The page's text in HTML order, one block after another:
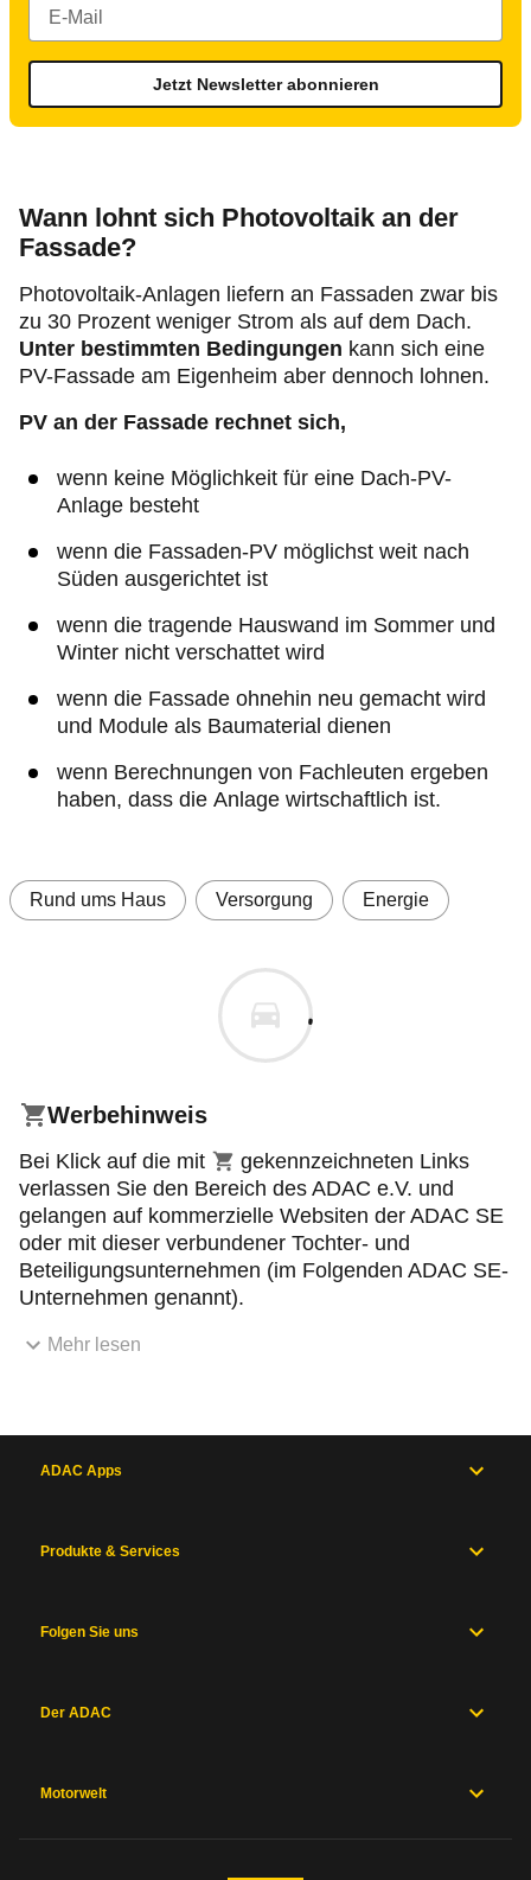
Jetzt Newsletter abonnieren
Wann lohnt sich Photovoltaik an der
Fassade?
Photovoltaik-Anlagen liefern an Fassaden zwar bis
zu 30 Prozent weniger Strom als auf dem Dach.
Unter bestimmten Bedingungen kann sich eine
PV-Fassade am Eigenheim aber dennoch lohnen.
PV an der Fassade rechnet sich,
wenn keine Möglichkeit für eine Dach-PV-
Anlage besteht
wenn die Fassaden-PV möglichst weit nach
Süden ausgerichtet ist
wenn die tragende Hauswand im Sommer und
Winter nicht verschattet wird
wenn die Fassade ohnehin neu gemacht wird
und Module als Baumaterial dienen
wenn Berechnungen von Fachleuten ergeben
haben, dass die Anlage wirtschaftlich ist.
Rund ums Haus Versorgung Energie
Werbehinweis
Bei Klick auf die mit Einkaufswagensymbol
gekennzeichneten Links
verlassen Sie den Bereich des ADAC e.V. und
gelangen auf kommerzielle Websiten der ADAC SE
oder mit dieser verbundener Tochter- und
Beteiligungsunternehmen (im Folgenden ADAC SE-
Unternehmen genannt).
Mehr lesen
ADAC Apps
Produkte & Services
Folgen Sie uns
Der ADAC
Motorwelt